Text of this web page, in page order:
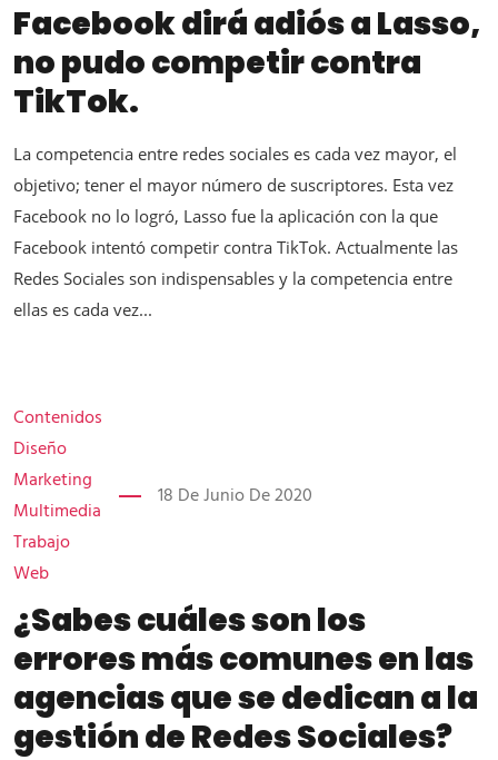
Facebook dirá adiós a Lasso,
no pudo competir contra
TikTok.
La competencia entre redes sociales es cada vez mayor, el
objetivo; tener el mayor número de suscriptores. Esta vez
Facebook no lo logró, Lasso fue la aplicación con la que
Facebook intentó competir contra TikTok. Actualmente las
Redes Sociales son indispensables y la competencia entre
ellas es cada vez...
Contenidos
Diseño
Marketing
Multimedia
Trabajo
Web
18 De Junio De 2020
¿Sabes cuáles son los
errores más comunes en las
agencias que se dedican a la
gestión de Redes Sociales?